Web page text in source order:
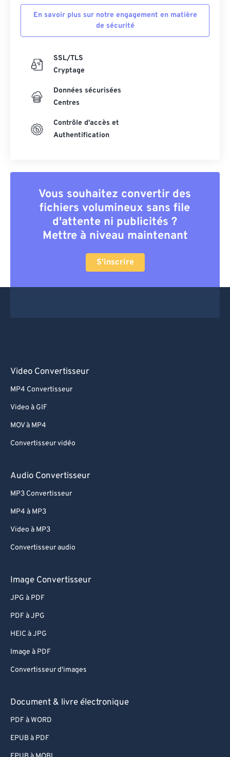
En savoir plus sur notre engagement en matière
de sécurité
SSL/TLS
Cryptage
Données sécurisées
Centres
Contrôle d'accès et
Authentification
Vous souhaitez convertir des
fichiers volumineux sans file
d'attente ni publicités ?
Mettre à niveau maintenant
S'inscrire
Video Convertisseur
MP4 Convertisseur
Video à GIF
MOV à MP4
Convertisseur vidéo
Audio Convertisseur
MP3 Convertisseur
MP4 à MP3
Video à MP3
Convertisseur audio
Image Convertisseur
JPG à PDF
PDF à JPG
HEIC à JPG
Image à PDF
Convertisseur d'images
Document & livre électronique
PDF à WORD
EPUB à PDF